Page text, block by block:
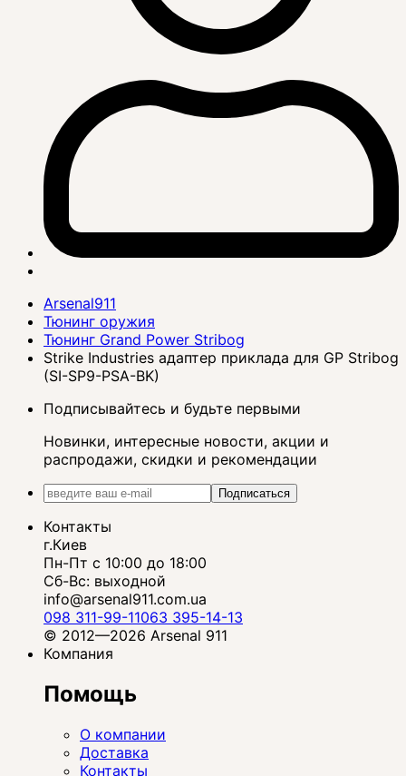
Arsenal911
Тюнинг оружия
Тюнинг Grand Power Stribog
Strike Industries адаптер приклада для GP Stribog
(SI-SP9-PSA-BK)
Подписывайтесь и будьте первыми
Новинки, интересные новости, акции и
распродажи, скидки и рекомендации
Подписаться
Контакты
г.Киев
Пн-Пт с 10:00 до 18:00
Сб-Вс: выходной
info@arsenal911.com.ua
098 311-99-11063 395-14-13
© 2012—2026 Arsenal 911
Компания
Помощь
О компании
Доставка
Контакты